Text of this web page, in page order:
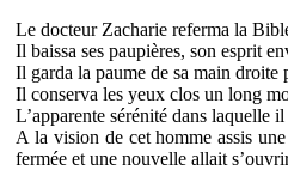
Le docteur Zacharie referma la
Il baissa ses paupières, son esprit
Il garda la paume de sa main
Il conserva les yeux clos un long
L’apparente sérénité dans laquelle
A la vision de cet homme assis
fermée et une nouvelle allait